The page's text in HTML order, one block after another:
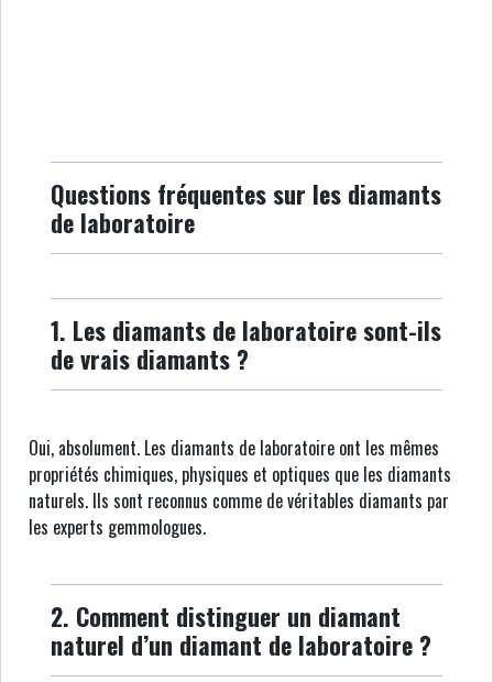
Questions fréquentes sur les diamants
de laboratoire
1. Les diamants de laboratoire sont-ils
de vrais diamants ?
Oui, absolument. Les diamants de laboratoire ont les mêmes
propriétés chimiques, physiques et optiques que les diamants
naturels. Ils sont reconnus comme de véritables diamants par
les experts gemmologues.
2. Comment distinguer un diamant
naturel d’un diamant de laboratoire ?